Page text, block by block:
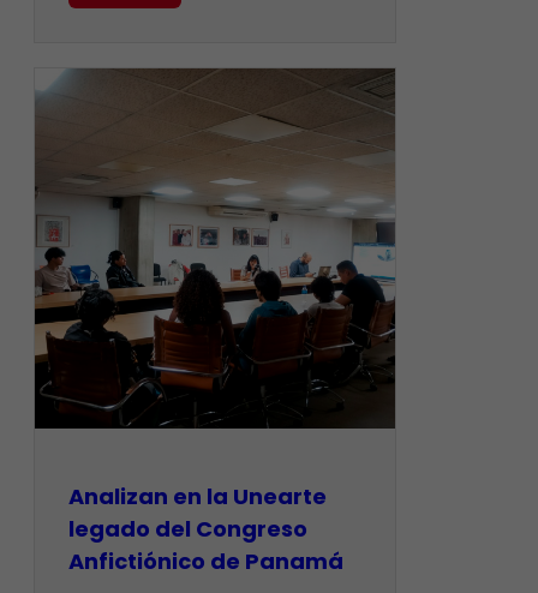
Analizan en la Unearte
legado del Congreso
Anfictiónico de Panamá